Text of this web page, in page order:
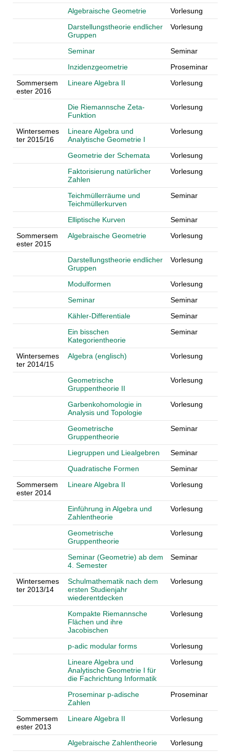
Algebraische Geometrie
Vorlesung
Darstellungstheorie endlicher
Gruppen
Vorlesung
Seminar
Seminar
Inzidenzgeometrie
Proseminar
Sommersem
ester 2016
Lineare Algebra II Vorlesung
Die Riemannsche Zeta-
Funktion
Vorlesung
Wintersemes
ter 2015/16
Lineare Algebra und
Analytische Geometrie I
Vorlesung
Geometrie der Schemata
Vorlesung
Faktorisierung natürlicher
Zahlen
Vorlesung
Teichmüllerräume und
Teichmüllerkurven
Seminar
Elliptische Kurven
Seminar
Sommersem
ester 2015
Algebraische Geometrie Vorlesung
Darstellungstheorie endlicher
Gruppen
Vorlesung
Modulformen
Vorlesung
Seminar
Seminar
Kähler-Differentiale
Seminar
Ein bisschen
Kategorientheorie
Seminar
Wintersemes
ter 2014/15
Algebra (englisch) Vorlesung
Geometrische
Gruppentheorie II
Vorlesung
Garbenkohomologie in
Analysis und Topologie
Vorlesung
Geometrische
Gruppentheorie
Seminar
Liegruppen und Liealgebren
Seminar
Quadratische Formen
Seminar
Sommersem
ester 2014
Lineare Algebra II Vorlesung
Einführung in Algebra und
Zahlentheorie
Vorlesung
Geometrische
Gruppentheorie
Vorlesung
Seminar (Geometrie) ab dem
4. Semester
Seminar
Wintersemes
ter 2013/14
Schulmathematik nach dem
ersten Studienjahr
wiederentdecken
Vorlesung
Kompakte Riemannsche
Flächen und ihre
Jacobischen
Vorlesung
p-adic modular forms
Vorlesung
Lineare Algebra und
Analytische Geometrie I für
die Fachrichtung Informatik
Vorlesung
Proseminar p-adische
Zahlen
Proseminar
Sommersem
ester 2013
Lineare Algebra II Vorlesung
Algebraische Zahlentheorie
Vorlesung